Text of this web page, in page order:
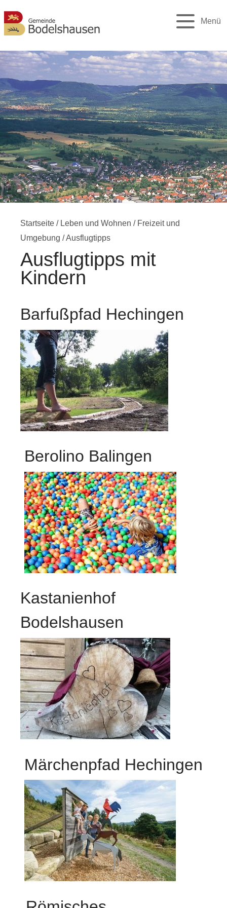
Menü
Startseite / Leben und Wohnen / Freizeit und
Umgebung /Ausflugtipps
Ausflugtipps mit
Kindern
Barfußpfad Hechingen
Berolino Balingen
Kastanienhof
Bodelshausen
Märchenpfad Hechingen